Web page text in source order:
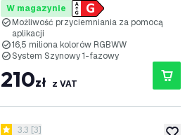
Szynowy - 4.9W - RGB+CCT -
Możliwość Przyciemniania -
System Szynowy 1-fazowy -
Czarny
W magazynie
Możliwość przyciemniania za pomocą
aplikacji
16,5 miliona kolorów RGBWW
System Szynowy 1-fazowy
210zł z VAT
otwórz panel recenzji
3.3 [3]